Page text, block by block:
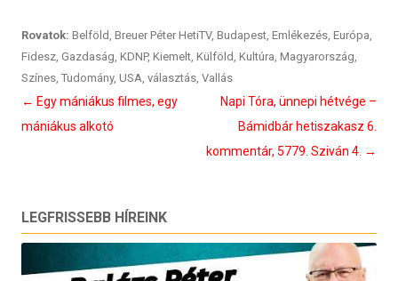
Rovatok: Belföld, Breuer Péter HetiTV, Budapest, Emlékezés, Európa,
Fidesz, Gazdaság, KDNP, Kiemelt, Külföld, Kultúra, Magyarország,
Színes, Tudomány, USA, választás, Vallás
Bejegyzés
navigáció
← Egy mániákus filmes, egy
mániákus alkotó
Napi Tóra, ünnepi hétvége –
Bámidbár hetiszakasz 6.
kommentár, 5779. Sziván 4. →
LEGFRISSEBB HÍREINK